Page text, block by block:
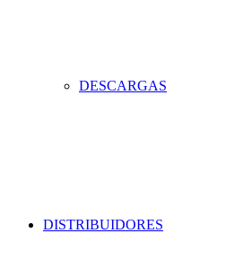
DESCARGAS
DISTRIBUIDORES